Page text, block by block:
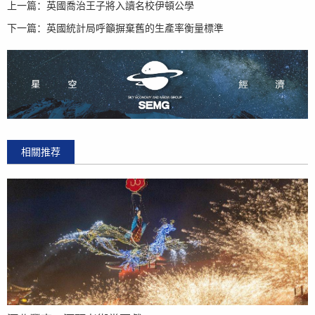
上一篇： 英國喬治王子將入讀名校伊頓公學
下一篇： 英國統計局呼籲摒棄舊的生產率衡量標準
相關推荐